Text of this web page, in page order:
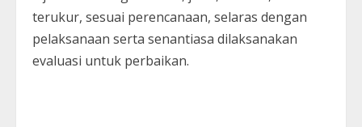
terukur, sesuai perencanaan, selaras dengan
pelaksanaan serta senantiasa dilaksanakan
evaluasi untuk perbaikan.